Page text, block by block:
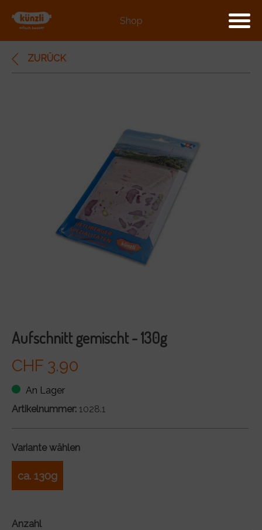
Shop
ZURÜCK
Aufschnitt gemischt - 130g
CHF 3.90
An Lager
Artikelnummer: 1028.1
Variante wählen
ca. 130g
Anzahl